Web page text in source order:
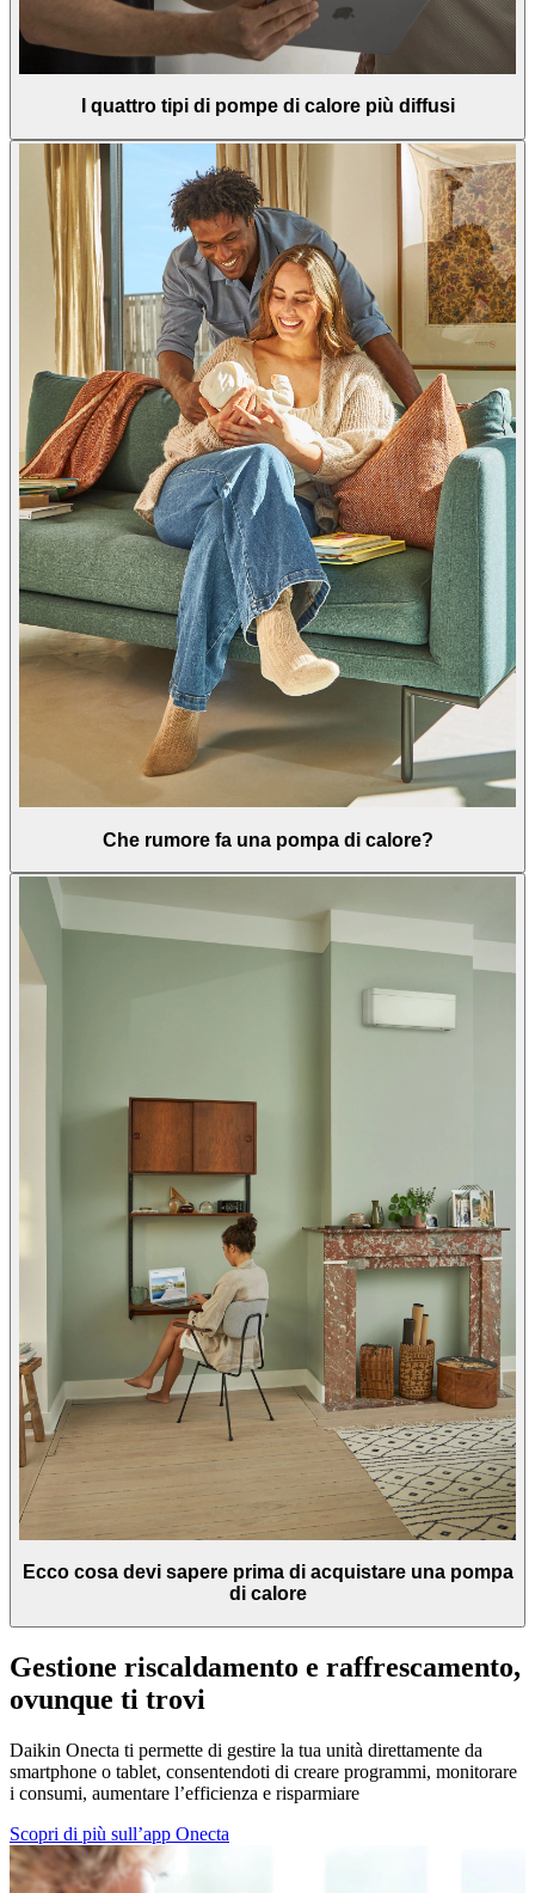
I quattro tipi di pompe di calore più diffusi
Che rumore fa una pompa di calore?
Ecco cosa devi sapere prima di acquistare una pompa
di calore
Gestione riscaldamento e raffrescamento,
ovunque ti trovi
Daikin Onecta ti permette di gestire la tua unità direttamente da
smartphone o tablet, consentendoti di creare programmi, monitorare
i consumi, aumentare l’efficienza e risparmiare
Scopri di più sull’app Onecta